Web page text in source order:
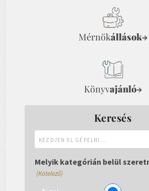
Mérnökállások→
Könyvajánló→
Keresés
el
gépelni...
Melyik kategórián belül
(Kötelező)